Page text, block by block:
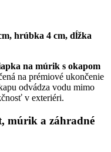
hrúbka 4 cm, dĺžka
na múrik s okapom
na prémiové ukončenie
odvádza vodu mimo
v exteriéri.
múrik a záhradné